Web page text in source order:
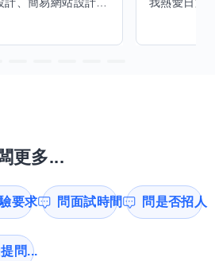
更多...
要求 問面試時間 問是否招人
問...